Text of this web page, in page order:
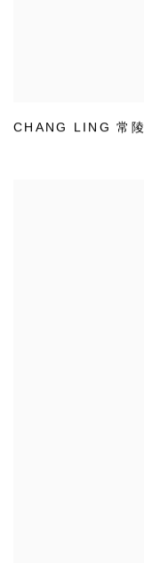
CHANG LING 常陵